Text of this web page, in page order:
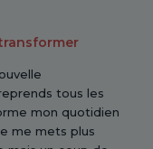
tous les
mon quotidien
me mets plus